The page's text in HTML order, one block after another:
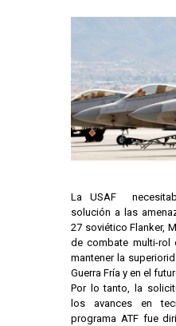
La USAF
solución a las
27 soviético Flanker,
de combate multi-rol
mantener la
Guerra Fría y en el
Por lo tanto, la
los avances en
programa ATF fue